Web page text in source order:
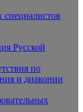
Русской
по
и диаконии